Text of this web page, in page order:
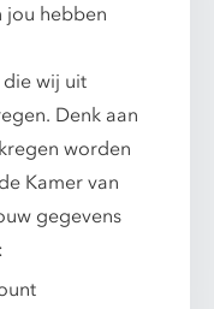
jou hebben
wij uit
Denk aan
worden
Kamer van
gegevens